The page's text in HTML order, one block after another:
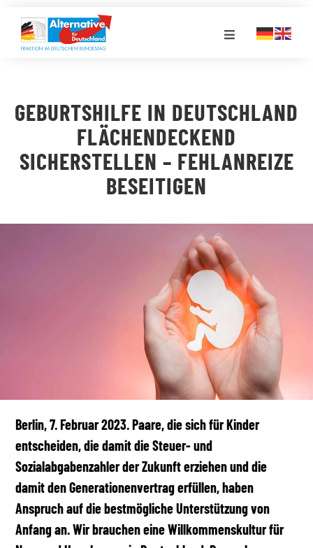
Inhalt
springen
Toggle
LANDESGRUPPEN
VERANSTALTUNGEN
GEBURTSHILFE IN DEUTSCHLAND
FLÄCHENDECKEND
SICHERSTELLEN – FEHLANREIZE
BESEITIGEN
Berlin, 7. Februar 2023. Paare, die sich für Kinder
entscheiden, die damit die Steuer- und
Sozialabgabenzahler der Zukunft erziehen und die
damit den Generationenvertrag erfüllen, haben
Anspruch auf die bestmögliche Unterstützung von
Anfang an. Wir brauchen eine Willkommenskultur für